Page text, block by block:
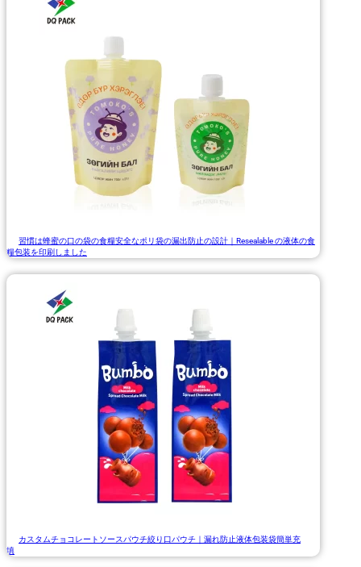
習慣は蜂蜜の口の袋の食糧安全なポリ袋の漏出防止の設計｜Resealable の液体の食
糧包装を印刷しました
カスタムチョコレートソースパウチ絞り口パウチ｜漏れ防止液体包装袋簡単充
填